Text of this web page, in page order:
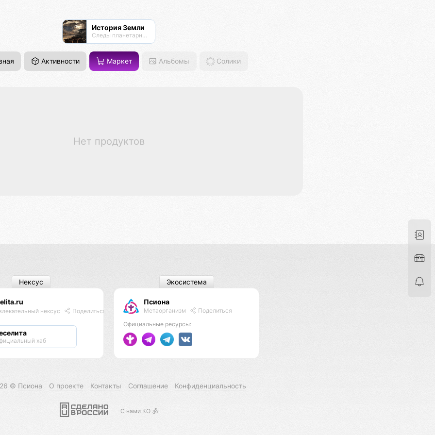
История Земли
Следы планетарных катаклизмов и высокоразвитых цивилизаций прошлого
Активности Маркет Альбомы Солики
Нет продуктов
нексус Поделиться
хаб
Нексус
Псиона
Метаорганизм
Поделиться
Официальные ресурсы:
Экосистема
© Псиона О проекте Контакты Соглашение Конфиденциальность
С нами КО 🕉️